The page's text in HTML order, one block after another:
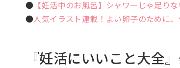
● 【妊活中のお風呂】シャワーじゃ足り
●人気イラスト連載！よい卵子のために
『妊活にいいこと大全